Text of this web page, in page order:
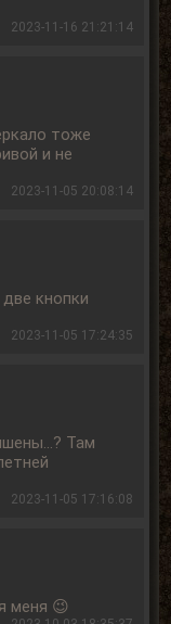
2023-11-16 21:21:14
тоже
и не
2023-11-05 20:08:14
кнопки
2023-11-05 17:24:35
Там
2023-11-05 17:16:08
меня 😉